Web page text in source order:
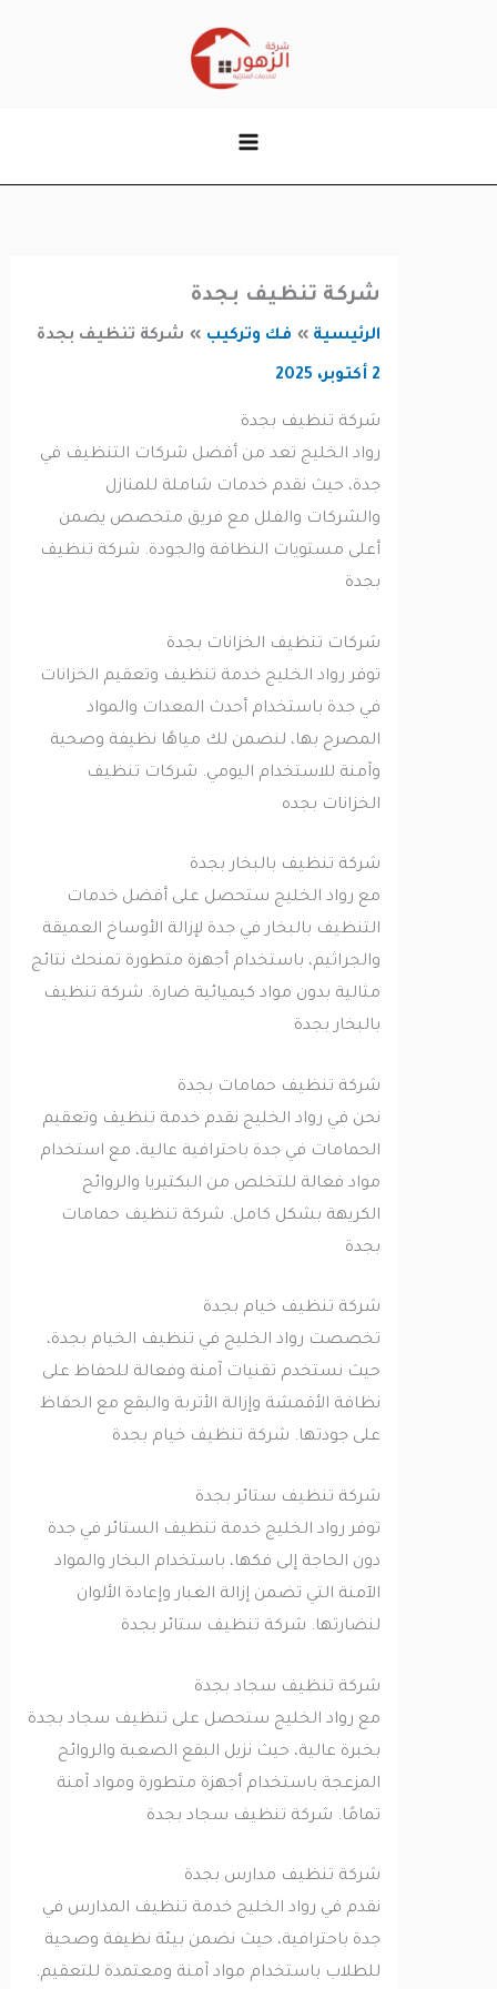
شركة تنظيف بجدة
الرئيسية فك وتركيب شركة تنظيف بجدة
شركة تنظيف بجدة
رواد الخليج تعد من أفضل شركات التنظيف في
جدة، حيث نقدم خدمات شاملة للمنازل
والشركات والفلل مع فريق متخصص يضمن
أعلى مستويات النظافة والجودة. شركة تنظيف
شركات تنظيف الخزانات بجدة
توفر رواد الخليج خدمة تنظيف وتعقيم الخزانات
في جدة باستخدام أحدث المعدات والمواد
المصرح بها، لنضمن لك مياهًا نظيفة وصحية
وآمنة للاستخدام اليومي. شركات تنظيف
الخزانات بجده
شركة تنظيف بالبخار بجدة
مع رواد الخليج ستحصل على أفضل خدمات
التنظيف بالبخار في جدة لإزالة الأوساخ العميقة
والجراثيم، باستخدام أجهزة متطورة تمنحك نتائج
مثالية بدون مواد كيميائية ضارة. شركة تنظيف
بالبخار بجدة
شركة تنظيف حمامات بجدة
نحن في رواد الخليج نقدم خدمة تنظيف وتعقيم
الحمامات في جدة باحترافية عالية، مع استخدام
مواد فعالة للتخلص من البكتيريا والروائح
الكريهة بشكل كامل. شركة تنظيف حمامات
شركة تنظيف خيام بجدة
تخصصت رواد الخليج في تنظيف الخيام بجدة،
حيث نستخدم تقنيات آمنة وفعالة للحفاظ على
نظافة الأقمشة وإزالة الأتربة والبقع مع الحفاظ
على جودتها. شركة تنظيف خيام بجدة
شركة تنظيف ستائر بجدة
توفر رواد الخليج خدمة تنظيف الستائر في جدة
دون الحاجة إلى فكها، باستخدام البخار والمواد
الآمنة التي تضمن إزالة الغبار وإعادة الألوان
لنضارتها. شركة تنظيف ستائر بجدة
شركة تنظيف سجاد بجدة
مع رواد الخليج ستحصل على تنظيف سجاد بجدة
بخبرة عالية، حيث نزيل البقع الصعبة والروائح
المزعجة باستخدام أجهزة متطورة ومواد آمنة
تمامًا. شركة تنظيف سجاد بجدة
شركة تنظيف مدارس بجدة
نقدم في رواد الخليج خدمة تنظيف المدارس في
جدة باحترافية، حيث نضمن بيئة نظيفة وصحية
للطلاب باستخدام مواد آمنة ومعتمدة للتعقيم.